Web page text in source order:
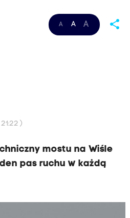
A A A share
)
mostu na Wiśle
pas ruchu w każdą